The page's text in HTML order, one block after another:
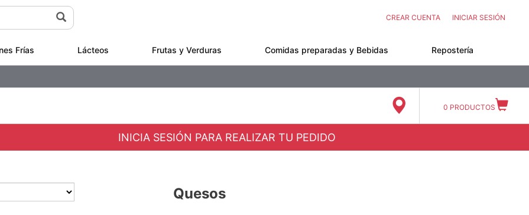
CREAR CUENTA INICIAR SESIÓN
Frías Lácteos Frutas y Verduras Comidas preparadas y Bebidas Repostería
0 PRODUCTOS
INICIA SESIÓN PARA REALIZAR TU PEDIDO
Quesos